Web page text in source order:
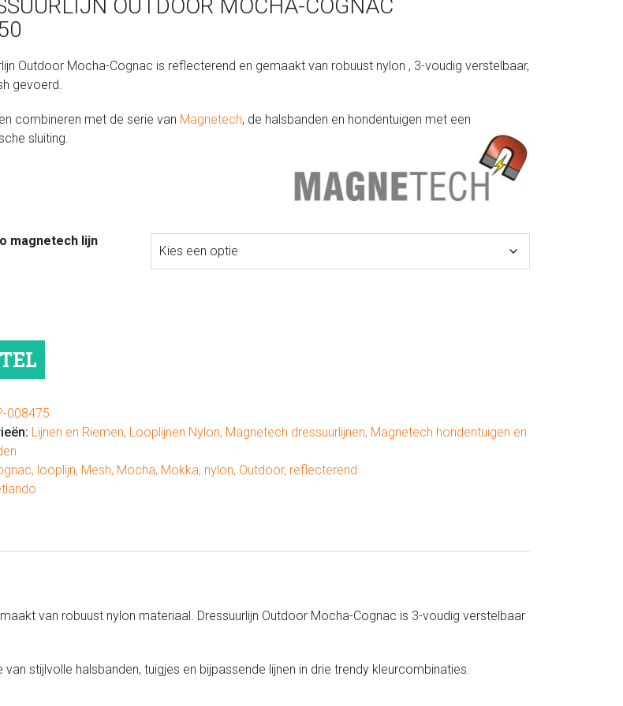
OUTDOOR MOCHA-COGNAC
Outdoor Mocha-Cognac is reflecterend en gemaakt van robuust nylon , 3-voudig verstelbaar,
gevoerd.
combineren met de serie van Magnetech, de halsbanden en hondentuigen met een
sluiting.
magnetech lijn
008475
Lijnen en Riemen, Looplijnen Nylon, Magnetech dressuurlijnen, Magnetech hondentuigen en
, looplijn, Mesh, Mocha, Mokka, nylon, Outdoor, reflecterend
van robuust nylon materiaal. Dressuurlijn Outdoor Mocha-Cognac is 3-voudig verstelbaar
stijlvolle halsbanden, tuigjes en bijpassende lijnen in drie trendy kleurcombinaties.